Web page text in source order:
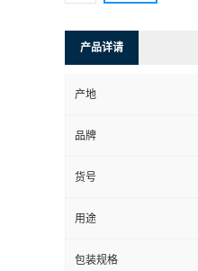
产品详请
产地
品牌
货号
用途
包装规格